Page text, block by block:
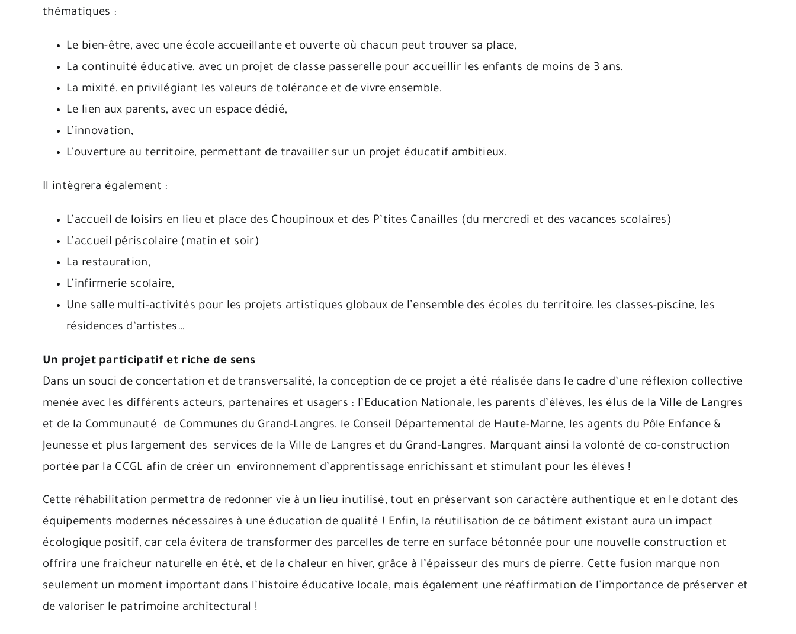
thématiques :
Le bien-être, avec une école accueillante et ouverte où chacun peut trouver sa place,
La continuité éducative, avec un projet de classe passerelle pour accueillir les enfants de moins de 3 ans,
La mixité, en privilégiant les valeurs de tolérance et de vivre ensemble,
Le lien aux parents, avec un espace dédié,
L’innovation,
L’ouverture au territoire, permettant de travailler sur un projet éducatif ambitieux.
Il intègrera également :
L’accueil de loisirs en lieu et place des Choupinoux et des P’tites Canailles (du mercredi et des vacances scolaires)
L’accueil périscolaire (matin et soir)
La restauration,
L’infirmerie scolaire,
Une salle multi-activités pour les projets artistiques globaux de l’ensemble des écoles du territoire, les classes-piscine, les
résidences d’artistes…
Un projet participatif et riche de sens
Dans un souci de concertation et de transversalité, la conception de ce projet a été réalisée dans le cadre d’une réflexion collective
menée avec les différents acteurs, partenaires et usagers : l’Education Nationale, les parents d’élèves, les élus de la Ville de Langres
et de la Communauté de Communes du Grand-Langres, le Conseil Départemental de Haute-Marne, les agents du Pôle Enfance &
Jeunesse et plus largement des services de la Ville de Langres et du Grand-Langres. Marquant ainsi la volonté de co-construction
portée par la CCGL afin de créer un environnement d’apprentissage enrichissant et stimulant pour les élèves !
Cette réhabilitation permettra de redonner vie à un lieu inutilisé, tout en préservant son caractère authentique et en le dotant des
équipements modernes nécessaires à une éducation de qualité ! Enfin, la réutilisation de ce bâtiment existant aura un impact
écologique positif, car cela évitera de transformer des parcelles de terre en surface bétonnée pour une nouvelle construction et
offrira une fraicheur naturelle en été, et de la chaleur en hiver, grâce à l’épaisseur des murs de pierre. Cette fusion marque non
seulement un moment important dans l’histoire éducative locale, mais également une réaffirmation de l’importance de préserver et
de valoriser le patrimoine architectural !